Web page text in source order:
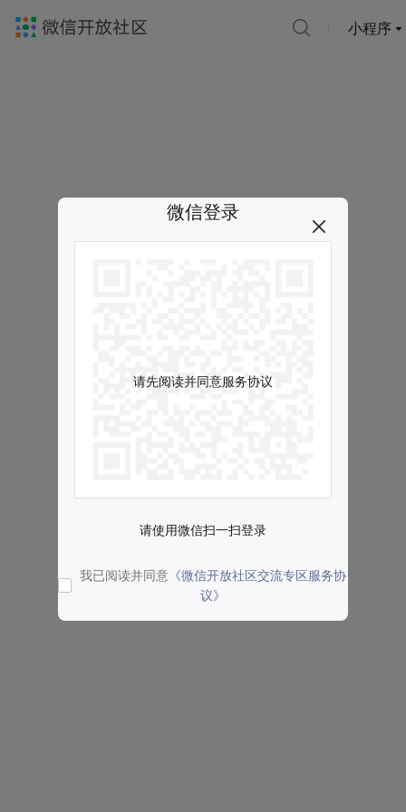
小程序
微信登录
请先阅读并同意服务协议
请使用微信扫一扫登录
我已阅读并同意 《微信开放社区交流专区服务协
议》